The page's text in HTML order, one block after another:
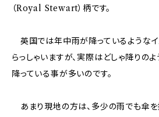
（Royal Stewart）柄です。
英国では年中雨が降っているような
らっしゃいますが、実際はどしゃ降りの
降っている事が多いのです。
あまり現地の方は、多少の雨でも傘を